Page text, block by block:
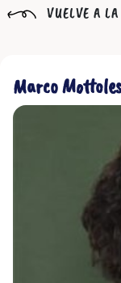
VUELVE A
Marco